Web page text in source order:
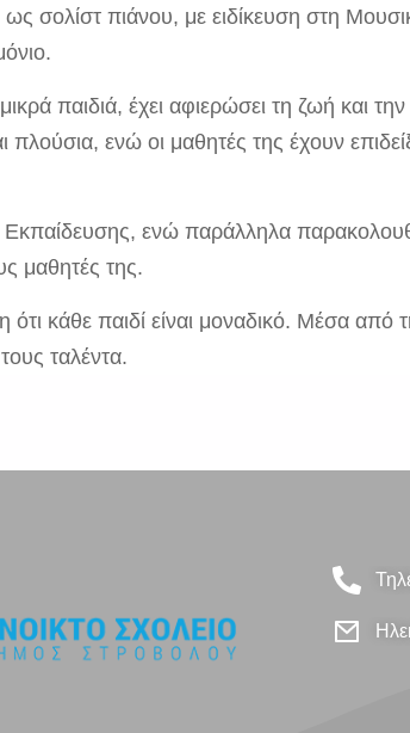
ως σολίστ πιάνου, με ειδίκευση στη
παιδιά, έχει αφιερώσει τη ζωή και
ενώ οι μαθητές της έχουν
ενώ παράλληλα
μαθητές της.
κάθε παιδί είναι μοναδικό. Μέσα από
ταλέντα.